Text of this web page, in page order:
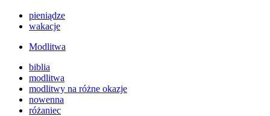
pieniądze
wakacje
Modlitwa
biblia
modlitwa
modlitwy na różne okazje
nowenna
różaniec